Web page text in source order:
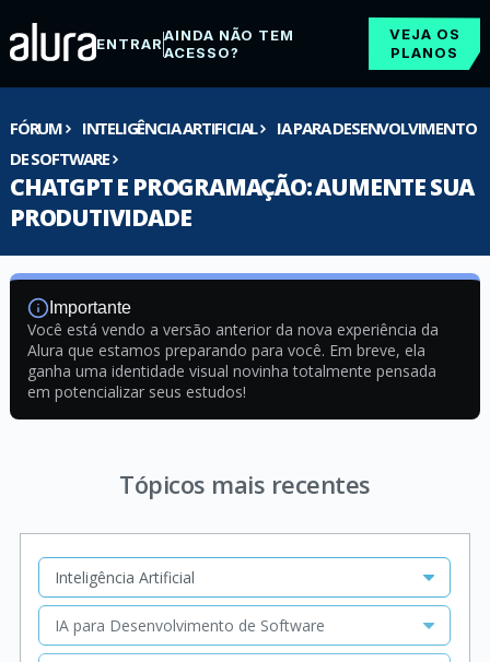
ENTRARAINDA NÃO TEM
ACESSO?
VEJA OS
PLANOS
FÓRUM INTELIGÊNCIA ARTIFICIAL
IA PARA DESENVOLVIMENTO
DE SOFTWARE
CHATGPT E PROGRAMAÇÃO: AUMENTE SUA
PRODUTIVIDADE
Importante
Você está vendo a versão anterior da nova experiência da
Alura que estamos preparando para você. Em breve, ela
ganha uma identidade visual novinha totalmente pensada
em potencializar seus estudos!
Tópicos mais recentes
Inteligência Artificial
IA para Desenvolvimento de Software